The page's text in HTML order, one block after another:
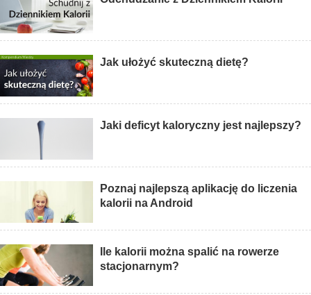
Jak ułożyć skuteczną dietę?
Jaki deficyt kaloryczny jest najlepszy?
Poznaj najlepszą aplikację do liczenia
kalorii na Android
Ile kalorii można spalić na rowerze
stacjonarnym?